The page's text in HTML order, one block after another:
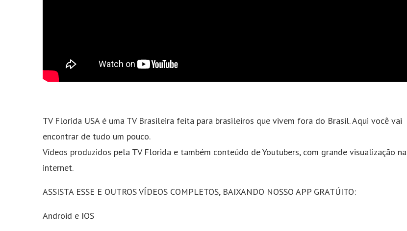
TV Florida USA é uma TV Brasileira feita para brasileiros que vivem fora do Brasil. Aqui você vai
encontrar de tudo um pouco.
Vídeos produzidos pela TV Florida e também conteúdo de Youtubers, com grande visualização na
internet.
ASSISTA ESSE E OUTROS VÍDEOS COMPLETOS, BAIXANDO NOSSO APP GRATÚITO:
Android e IOS